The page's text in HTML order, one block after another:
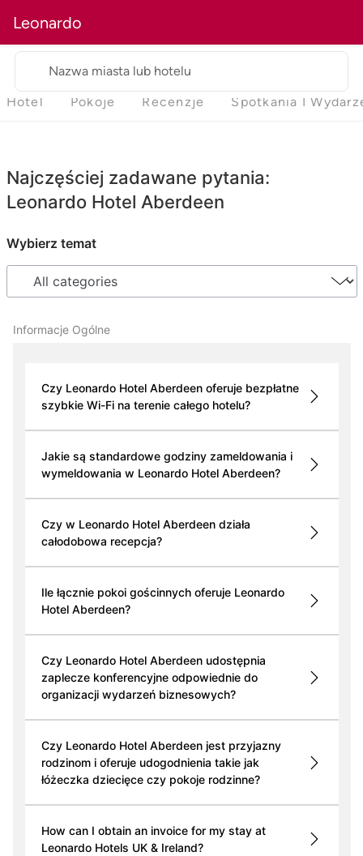
Leonardo
Nazwa miasta lub hotelu
Hotel Pokoje Recenzje Spotkania I
Najczęściej zadawane pytania:
Leonardo Hotel Aberdeen
Wybierz temat
Informacje Ogólne
Czy Leonardo Hotel Aberdeen oferuje bezpłatne
szybkie Wi-Fi na terenie całego hotelu?
Jakie są standardowe godziny zameldowania i
wymeldowania w Leonardo Hotel Aberdeen?
Czy w Leonardo Hotel Aberdeen działa
całodobowa recepcja?
Ile łącznie pokoi gościnnych oferuje Leonardo
Hotel Aberdeen?
Czy Leonardo Hotel Aberdeen udostępnia
zaplecze konferencyjne odpowiednie do
organizacji wydarzeń biznesowych?
Czy Leonardo Hotel Aberdeen jest przyjazny
rodzinom i oferuje udogodnienia takie jak
łóżeczka dziecięce czy pokoje rodzinne?
How can I obtain an invoice for my stay at
Leonardo Hotels UK & Ireland?